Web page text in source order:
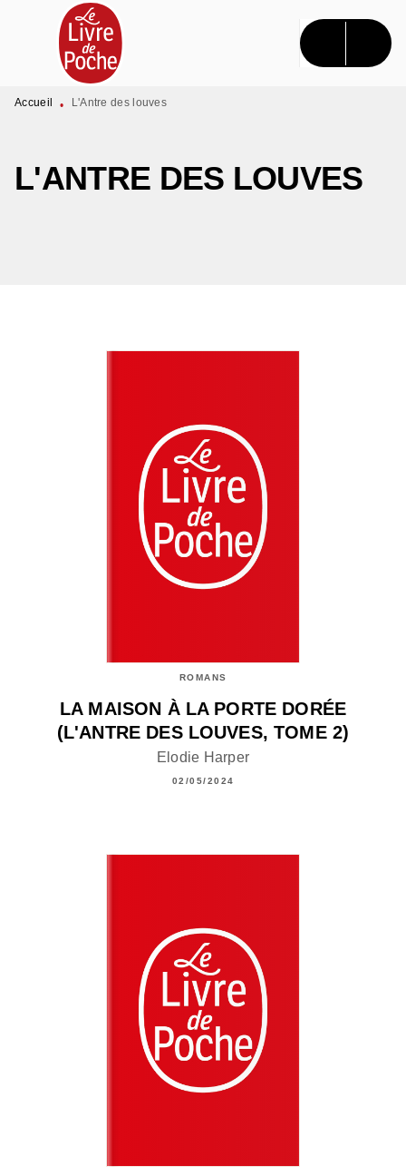
MENU RECHERCHE CONTENU
PIED DE PAGE
Accueil • L'Antre des louves
L'ANTRE DES LOUVES
ROMANS
LA MAISON À LA PORTE DORÉE
(L'ANTRE DES LOUVES, TOME 2)
Elodie Harper
02/05/2024